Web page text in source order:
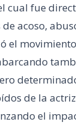
cual fue
acoso,
el
de la
el